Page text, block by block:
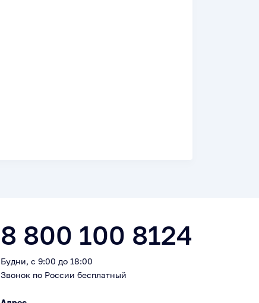
8 800 100 8124
Будни, с 9:00 до 18:00
Звонок по России бесплатный